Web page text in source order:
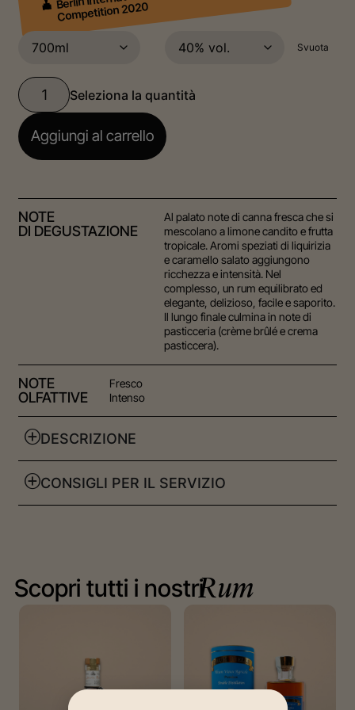
Competition 2020
Svuota
Aggiungi al carrello
NOTE
DI DEGUSTAZIONE
Al palato note di canna fresca che si
mescolano a limone candito e frutta
tropicale. Aromi speziati di liquirizia
e caramello salato aggiungono
ricchezza e intensità. Nel
complesso, un rum equilibrato ed
elegante, delizioso, facile e saporito.
Il lungo finale culmina in note di
pasticceria (crème brûlé e crema
pasticcera).
NOTE
OLFATTIVE
Fresco
Intenso
DESCRIZIONE
CONSIGLI PER IL SERVIZIO
Scopri tutti i nostriRum